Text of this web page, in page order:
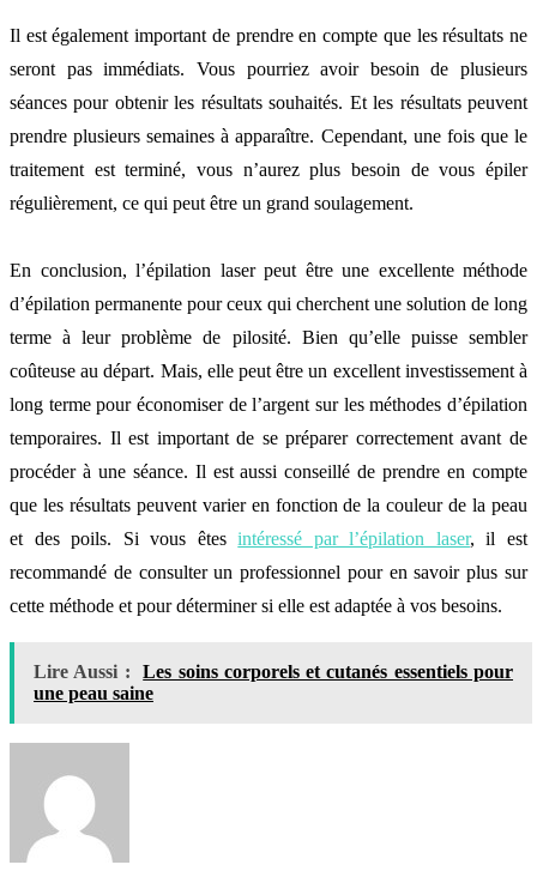
Il est également important de prendre en compte que les résultats ne
seront pas immédiats. Vous pourriez avoir besoin de plusieurs
séances pour obtenir les résultats souhaités. Et les résultats peuvent
prendre plusieurs semaines à apparaître. Cependant, une fois que le
traitement est terminé, vous n’aurez plus besoin de vous épiler
régulièrement, ce qui peut être un grand soulagement.
En conclusion, l’épilation laser peut être une excellente méthode
d’épilation permanente pour ceux qui cherchent une solution de long
terme à leur problème de pilosité. Bien qu’elle puisse sembler
coûteuse au départ. Mais, elle peut être un excellent investissement à
long terme pour économiser de l’argent sur les méthodes d’épilation
temporaires. Il est important de se préparer correctement avant de
procéder à une séance. Il est aussi conseillé de prendre en compte
que les résultats peuvent varier en fonction de la couleur de la peau
et des poils. Si vous êtesintéressé par l’épilation laser, il est
recommandé de consulter un professionnel pour en savoir plus sur
cette méthode et pour déterminer si elle est adaptée à vos besoins.
Lire Aussi :
Les soins corporels et cutanés essentiels pour
une peau saine